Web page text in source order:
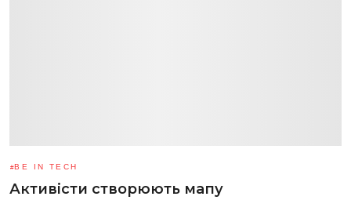
BE IN TECH
Активісти створюють мапу